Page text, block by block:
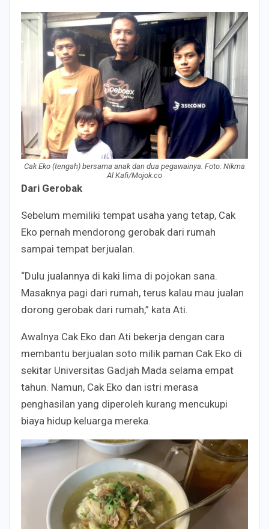
Cak Eko (tengah) bersama anak dan dua pegawainya. Foto: Nikma
Al Kafi/Mojok.co
Dari Gerobak
Sebelum memiliki tempat usaha yang tetap, Cak
Eko pernah mendorong gerobak dari rumah
sampai tempat berjualan.
“Dulu jualannya di kaki lima di pojokan sana.
Masaknya pagi dari rumah, terus kalau mau jualan
dorong gerobak dari rumah,” kata Ati.
Awalnya Cak Eko dan Ati bekerja dengan cara
membantu berjualan soto milik paman Cak Eko di
sekitar Universitas Gadjah Mada selama empat
tahun. Namun, Cak Eko dan istri merasa
penghasilan yang diperoleh kurang mencukupi
biaya hidup keluarga mereka.